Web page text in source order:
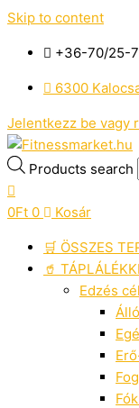
Skip to content
+36-70/25-
6300
Jelentkezz be vagy
Products search
0Ft 0 Kosár
🛒 ÖSSZES
🥤
Edzés